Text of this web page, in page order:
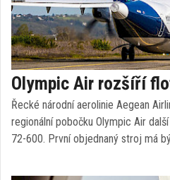
Olympic Air rozšíří
Řecké národní aerolinie Aegean
regionální pobočku Olympic Air
72-600. První objednaný stroj má